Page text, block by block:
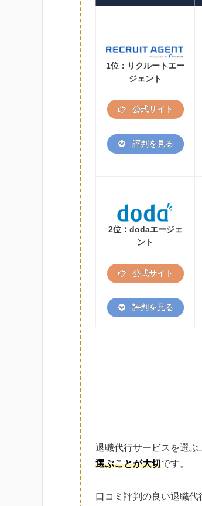
1位：リクルートエー
ジェント
公式サイト
評判を見る
2位：dodaエージェ
ント
公式サイト
評判を見る
退職代行サービスを選ぶ
選ぶことが大切です。
口コミ評判の良い退職代